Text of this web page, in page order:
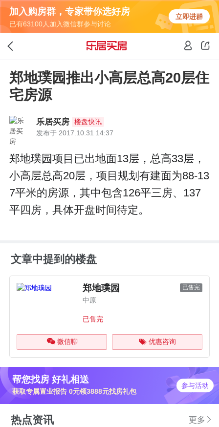
加入购房群，专家带你选好房
已有63100人加入微信群参与讨论
立即进群
郑地璞园推出小高层总高20层住
宅房源
乐居买房
楼盘快讯
发布于 2017.10.31 14:37
郑地璞园项目已出地面13层，总高33层，
小高层总高20层，项目规划有建面为88-13
7平米的房源，其中包含126平三房、137
平四房，具体开盘时间待定。
文章中提到的楼盘
郑地璞园 已售完
中原
已售完
微信聊 优惠咨询
帮您找房 好礼相送
获取专属置业报告 0元领3888元找房礼包
参与活动
热点资讯 更多